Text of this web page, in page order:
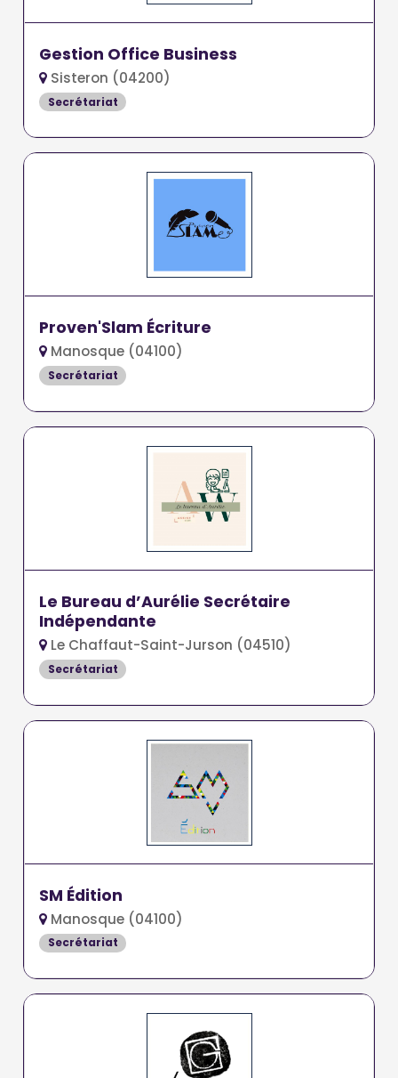
Gestion Office Business
Sisteron (04200)
Secrétariat
Proven'Slam Écriture
Manosque (04100)
Secrétariat
Le Bureau d’Aurélie Secrétaire
Indépendante
Le Chaffaut-Saint-Jurson (04510)
Secrétariat
SM Édition
Manosque (04100)
Secrétariat